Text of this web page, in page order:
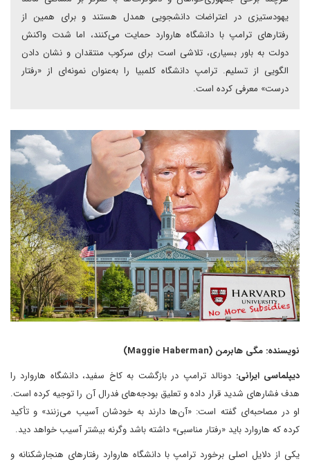
یهودستیزی در اعتراضات دانشجویی همدل هستند و برای همین از
رفتارهای ترامپ با دانشگاه هاروارد حمایت می‌کنند، اما شدت واکنش
دولت به باور بسیاری، تلاشی است برای سرکوب منتقدان و نشان دادن
الگویی از تسلیم. ترامپ دانشگاه کلمبیا را به‌عنوان نمونه‌ای از «رفتار
درست» معرفی کرده است.
نویسنده: مگی هابرمن (Maggie Haberman)
دیپلماسی ایرانی: دونالد ترامپ در بازگشت به کاخ سفید، دانشگاه هاروارد را
هدف فشارهای شدید قرار داده و تعلیق بودجه‌های فدرال آن را توجیه کرده است.
او در مصاحبه‌ای گفته است: «آن‌ها دارند به خودشان آسیب می‌زنند» و تأکید
کرده که هاروارد باید «رفتار مناسبی» داشته باشد وگرنه بیشتر آسیب خواهد دید.
یکی از دلایل اصلی برخورد ترامپ با دانشگاه هاروارد رفتارهای هنجارشکنانه و